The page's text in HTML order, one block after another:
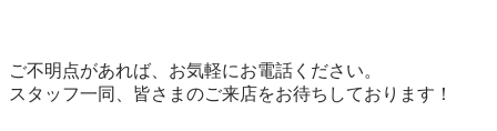
ご不明点があれば、お気軽にお電話ください。
スタッフ一同、皆さまのご来店をお待ちしております！